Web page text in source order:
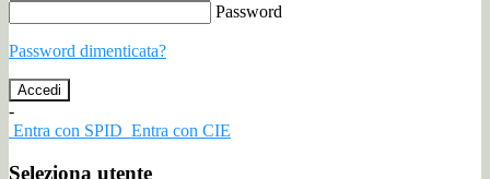
Password
Password dimenticata?
-
Entra con SPID Entra con CIE
Seleziona utente